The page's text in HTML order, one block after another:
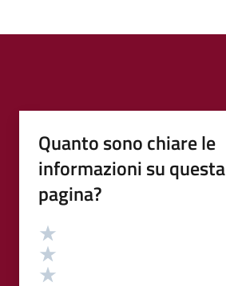
Quanto sono chiare le
informazioni su questa
pagina?
Valutazione